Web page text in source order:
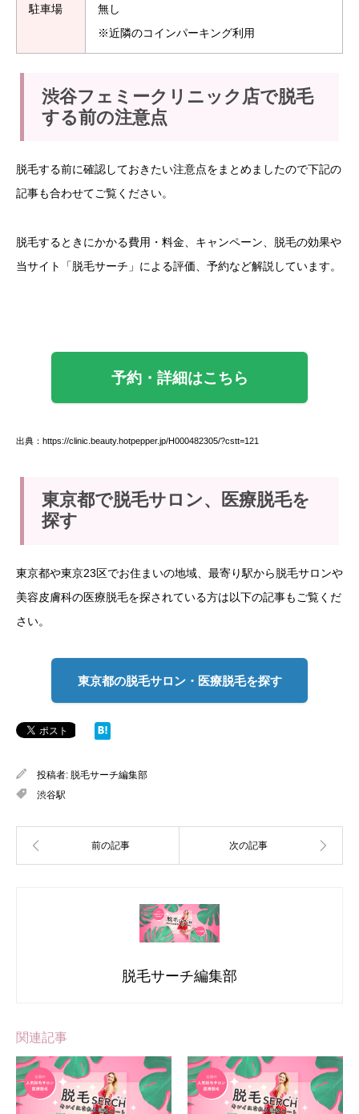
駐車場
無し
※近隣のコインパーキング利用
渋谷フェミークリニック店で脱毛
する前の注意点
脱毛する前に確認しておきたい注意点をまとめましたので下記の
記事も合わせてご覧ください。
脱毛するときにかかる費用・料金、キャンペーン、脱毛の効果や
当サイト「脱毛サーチ」による評価、予約など解説しています。
予約・詳細はこちら
出典：https://clinic.beauty.hotpepper.jp/H000482305/?cstt=121
東京都で脱毛サロン、医療脱毛を
探す
東京都や東京23区でお住まいの地域、最寄り駅から脱毛サロンや
美容皮膚科の医療脱毛を探されている方は以下の記事もご覧くだ
さい。
東京都の脱毛サロン・医療脱毛を探す
投稿者: 脱毛サーチ編集部
渋谷駅
脱毛サーチ編集部
関連記事